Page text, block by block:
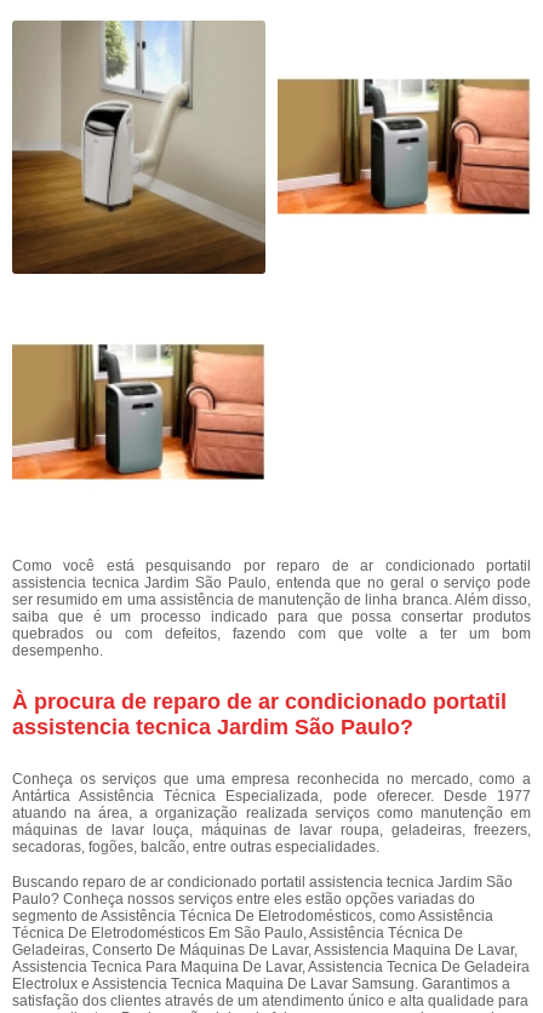
Como você está pesquisando por reparo de ar condicionado portatil
assistencia tecnica Jardim São Paulo, entenda que no geral o serviço pode
ser resumido em uma assistência de manutenção de linha branca. Além disso,
saiba que é um processo indicado para que possa consertar produtos
quebrados ou com defeitos, fazendo com que volte a ter um bom
desempenho.
À procura de reparo de ar condicionado portatil
assistencia tecnica Jardim São Paulo?
Conheça os serviços que uma empresa reconhecida no mercado, como a
Antártica Assistência Técnica Especializada, pode oferecer. Desde 1977
atuando na área, a organização realizada serviços como manutenção em
máquinas de lavar louça, máquinas de lavar roupa, geladeiras, freezers,
secadoras, fogões, balcão, entre outras especialidades.
Buscando reparo de ar condicionado portatil assistencia tecnica Jardim São
Paulo? Conheça nossos serviços entre eles estão opções variadas do
segmento de Assistência Técnica De Eletrodomésticos, como Assistência
Técnica De Eletrodomésticos Em São Paulo, Assistência Técnica De
Geladeiras, Conserto De Máquinas De Lavar, Assistencia Maquina De Lavar,
Assistencia Tecnica Para Maquina De Lavar, Assistencia Tecnica De Geladeira
Electrolux e Assistencia Tecnica Maquina De Lavar Samsung. Garantimos a
satisfação dos clientes através de um atendimento único e alta qualidade para